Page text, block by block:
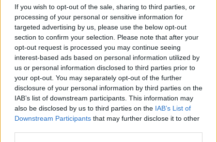
If you wish to opt-out of the sale, sharing to third parties, or
processing of your personal or sensitive information for
targeted advertising by us, please use the below opt-out
section to confirm your selection. Please note that after your
opt-out request is processed you may continue seeing
interest-based ads based on personal information utilized by
us or personal information disclosed to third parties prior to
your opt-out. You may separately opt-out of the further
disclosure of your personal information by third parties on the
IAB’s list of downstream participants. This information may
also be disclosed by us to third parties on the IAB’s List of
Downstream Participants that may further disclose it to other
campionato. Domani sera perciò ci aspetta una
partita estremamente complicata che
affrontiamo con serenità, consapevoli che non
incontreremo la stessa squadra della Coppa
Italia.”
Le formazioni:
Valorugby Emilia: Bruno; Mastandrea,
Majstorovic, Leituala, Colombo; Ledesma,
Cuoghi; Amenta, Sbrocco, Tuivaiti; Pisicchio,